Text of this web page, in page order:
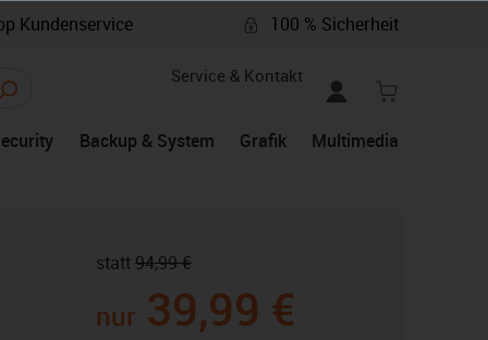
Kundenservice 100 % Sicherheit
Service & Kontakt
Backup & System Grafik Multimedia
nur 39,99 €
statt94,99 €